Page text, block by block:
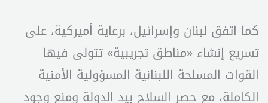
كما اتفق لبنان وإسرائيل، برعاية أميركية، على
تسريع إنشاء «مناطق تجريبية» تتولى فيها
القوات المسلحة اللبنانية المسؤولية الأمنية
الكاملة، مع حصر السلاح بيد الدولة ومنع وجود